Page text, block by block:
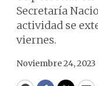
Secretaría
actividad se
viernes.
Noviembre 24, 2023